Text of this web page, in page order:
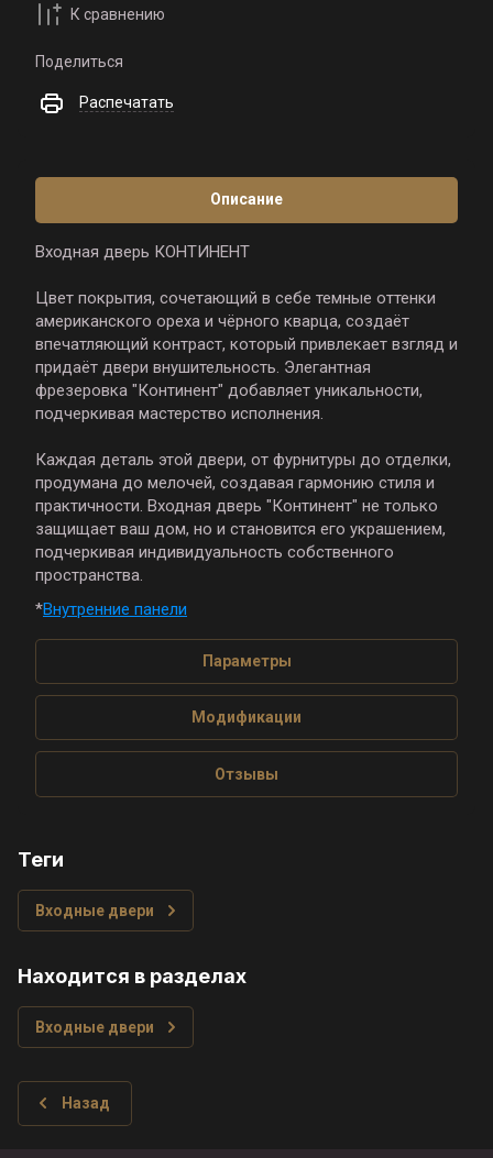
К сравнению
Поделиться
Распечатать
Описание
Входная дверь КОНТИНЕНТ
Цвет покрытия, сочетающий в себе темные оттенки
американского ореха и чёрного кварца, создаёт
впечатляющий контраст, который привлекает взгляд и
придаёт двери внушительность. Элегантная
фрезеровка "Континент" добавляет уникальности,
подчеркивая мастерство исполнения.
Каждая деталь этой двери, от фурнитуры до отделки,
продумана до мелочей, создавая гармонию стиля и
практичности. Входная дверь "Континент" не только
защищает ваш дом, но и становится его украшением,
подчеркивая индивидуальность собственного
пространства.
*Внутренние панели
Параметры
Модификации
Отзывы
теги
Входные двери
Находится в разделах
Входные двери
Назад